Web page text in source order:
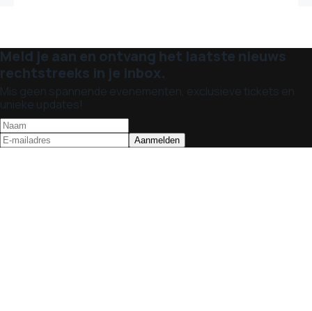
Meld je aan en ontvang het laatste nieuws
rechtstreeks in je inbox.
Mis geen spannende evenementen, exclusieve tickets en
unieke updates!